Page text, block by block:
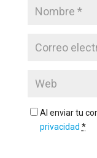
Al enviar tu
privacidad *